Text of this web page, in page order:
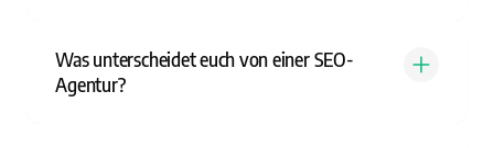
Was unterscheidet euch von einer SEO-
Agentur?